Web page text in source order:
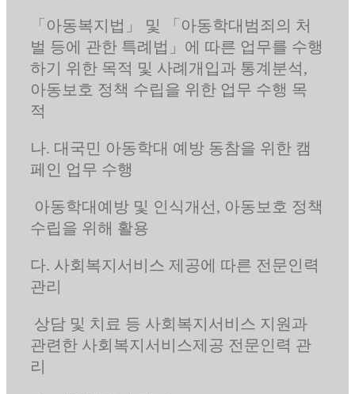
「아동복지법」 및 「아동학대범죄의 처
벌 등에 관한 특례법」에 따른 업무를 수행
하기 위한 목적 및 사례개입과 통계분석,
아동보호 정책 수립을 위한 업무 수행 목
적
나. 대국민 아동학대 예방 동참을 위한 캠
페인 업무 수행
아동학대예방 및 인식개선, 아동보호 정책
수립을 위해 활용
다. 사회복지서비스 제공에 따른 전문인력
관리
상담 및 치료 등 사회복지서비스 지원과
관련한 사회복지서비스제공 전문인력 관
리